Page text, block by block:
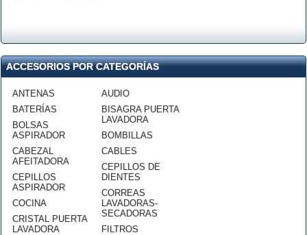
ACCESORIOS POR CATEGORÍAS
ANTENAS
BATERÍAS
BOLSAS
ASPIRADOR
CABEZAL
AFEITADORA
CEPILLOS
ASPIRADOR
COCINA
CRISTAL PUERTA
LAVADORA
AUDIO
BISAGRA PUERTA
LAVADORA
BOMBILLAS
CABLES
CEPILLOS DE
DIENTES
CORREAS
LAVADORAS-
SECADORAS
FILTROS